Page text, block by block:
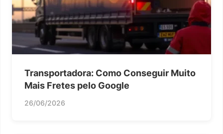
Transportadora: Como Conseguir Muito
Mais Fretes pelo Google
26/06/2026